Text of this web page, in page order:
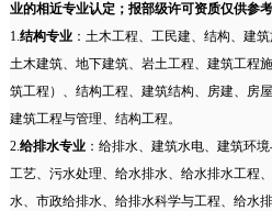
业的相近专业认定；报部级许可资质仅供参考
1.结构专业：土木工程、工民建、结构、建
土木建筑、地下建筑、岩土工程、建筑工程
筑工程）、结构工程、建筑结构、房建、房
建筑工程与管理、结构工程。
2.给排水专业：给排水、建筑水电、建筑环
工艺、污水处理、给水排水、给水排水工程
水、市政给排水、给排水科学与工程、给水